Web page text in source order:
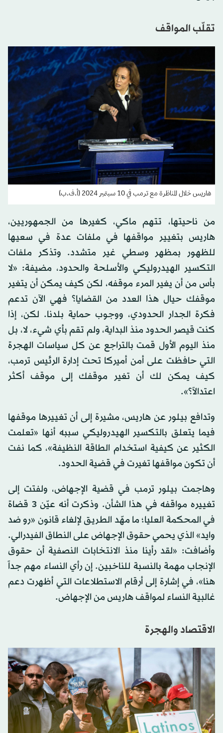
تقلّب المواقف
هاريس خلال المناظرة مع ترمب في 10 سبتمبر 2024 (أ.ف.ب)
من ناحيتها، تتهم ماكي، كغيرها من الجمهوريين،
هاريس بتغيير مواقفها في ملفات عدة في سعيها
للظهور بمظهر وسطي غير متشدد. وتذكر ملفات
التكسير الهيدروليكي والأسلحة والحدود، مضيفة: «لا
بأس من أن يغير المرء موقفه، لكن كيف يمكن أن يتغير
موقفك حيال هذا العدد من القضايا؟ فهي الآن تدعم
فكرة الجدار الحدودي، ووجوب حماية بلدنا. لكن، إذا
كنت قيصر الحدود منذ البداية، ولم تقم بأي شيء، لا، بل
منذ اليوم الأول قمت بالتراجع عن كل سياسات الهجرة
التي حافظت على أمن أميركا تحت إدارة الرئيس ترمب،
كيف يمكن لك أن تغير موقفك إلى موقف أكثر
اعتدالاً؟».
وتدافع بيلور عن هاريس، مشيرة إلى أن تغييرها موقفها
فيما يتعلق بالتكسير الهيدروليكي سببه أنها «تعلمت
الكثير عن كيفية استخدام الطاقة النظيفة»، كما نفت
أن تكون مواقفها تغيرت في قضية الحدود.
وهاجمت بيلور ترمب في قضية الإجهاض، ولفتت إلى
تغييره مواقفه في هذا الشأن. وذكرت أنه عيّن 3 قضاة
في المحكمة العليا؛ ما مهّد الطريق لإلغاء قانون «رو ضد
وايد» الذي يحمي حقوق الإجهاض على النطاق الفيدرالي.
وأضافت: «لقد رأينا منذ الانتخابات النصفية أن حقوق
الإنجاب مهمة بالنسبة للناخبين. إن رأي النساء مهم جداً
هنا»، في إشارة إلى أرقام الاستطلاعات التي أظهرت دعم
غالبية النساء لمواقف هاريس من الإجهاض.
الاقتصاد والهجرة